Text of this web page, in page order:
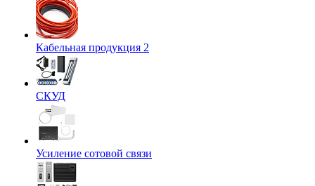
Кабельная продукция 2
СКУД
Усиление сотовой связи